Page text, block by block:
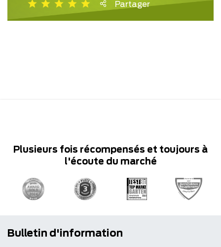
Partager
Plusieurs fois récompensés et toujours à
l'écoute du marché
Bulletin d'information